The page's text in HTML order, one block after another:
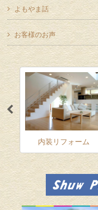
よもやま話
お客様のお声
内装リフォーム